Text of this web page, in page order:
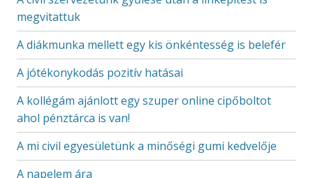
megvitattuk
A diákmunka mellett egy kis önkéntesség is belefér
A jótékonykodás pozitív hatásai
A kollégám ajánlott egy szuper online cipőboltot
ahol pénztárca is van!
A mi civil egyesületünk a minőségi gumi kedvelője
A napelem ára